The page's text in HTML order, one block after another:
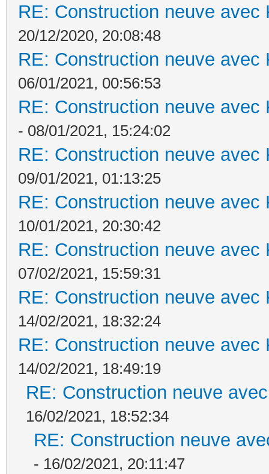
RE: Construction neuve avec
20/12/2020, 20:08:48
RE: Construction neuve avec
06/01/2021, 00:56:53
RE: Construction neuve avec
- 08/01/2021, 15:24:02
RE: Construction neuve avec
09/01/2021, 01:13:25
RE: Construction neuve avec
10/01/2021, 20:30:42
RE: Construction neuve avec
07/02/2021, 15:59:31
RE: Construction neuve avec
14/02/2021, 18:32:24
RE: Construction neuve avec
14/02/2021, 18:49:19
RE: Construction neuve
16/02/2021, 18:52:34
RE: Construction neuve
- 16/02/2021, 20:11:47